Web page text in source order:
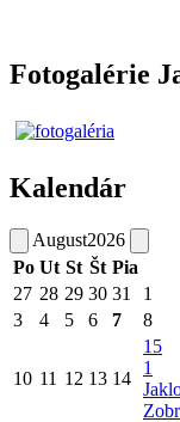
Fotogalérie
Kalendár
August2026
Po Ut St Št Pia
27 28 29 30 31 1
3
4 5 6 7 8
10 11 12 13 14
15
1